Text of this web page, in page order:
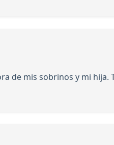
de mis sobrinos y mi hija.